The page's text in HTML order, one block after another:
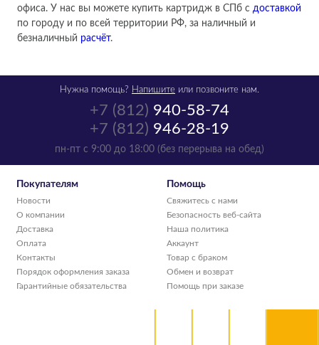
офиса. У нас вы можете купить картридж в СПб с доставкой
по городу и по всей территории РФ, за наличный и
безналичный расчёт.
+7 (812) 940-58-74
+7 (812) 946-28-19
пн-пт с 9:00 до 18:00 (без перерыва на обед)
Нужна помощь? Напишите или позвоните нам.
Покупателям
Новости
О компании
Доставка
Оплата
Контакты
Порядок оформления заказа
Гарантийные обязательства
Помощь
Свяжитесь с нами
Безопасность веб-сайта
Наша политика
Аккаунт
Товар с браком
Обмен и возврат
Помощь при заказе